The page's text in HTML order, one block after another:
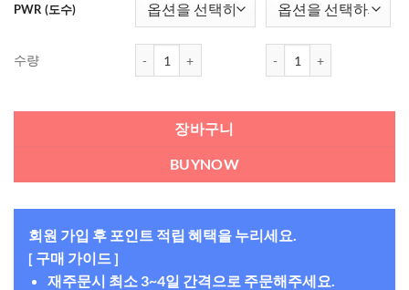
PWR (도수)
수량
장바구니
BUYNOW
회원 가입 후 포인트 적립 혜택을 누리세요.
[ 구매 가이드 ]
재주문시 최소 3~4일 간격으로 주문해주세요.